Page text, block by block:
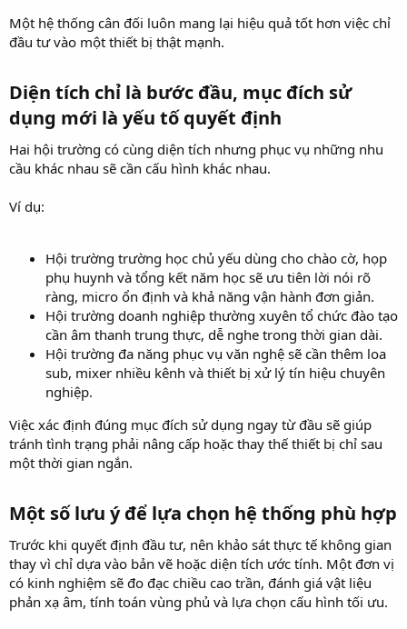
Một hệ thống cân đối luôn mang lại hiệu quả tốt hơn việc chỉ
đầu tư vào một thiết bị thật mạnh.
Diện tích chỉ là bước đầu, mục đích sử
dụng mới là yếu tố quyết định​
Hai hội trường có cùng diện tích nhưng phục vụ những nhu
cầu khác nhau sẽ cần cấu hình khác nhau.
Ví dụ:
Hội trường trường học chủ yếu dùng cho chào cờ, họp
phụ huynh và tổng kết năm học sẽ ưu tiên lời nói rõ
ràng, micro ổn định và khả năng vận hành đơn giản.
Hội trường doanh nghiệp thường xuyên tổ chức đào tạo
cần âm thanh trung thực, dễ nghe trong thời gian dài.
Hội trường đa năng phục vụ văn nghệ sẽ cần thêm loa
sub, mixer nhiều kênh và thiết bị xử lý tín hiệu chuyên
nghiệp.
Việc xác định đúng mục đích sử dụng ngay từ đầu sẽ giúp
tránh tình trạng phải nâng cấp hoặc thay thế thiết bị chỉ sau
một thời gian ngắn.
Một số lưu ý để lựa chọn hệ thống phù hợp​
Trước khi quyết định đầu tư, nên khảo sát thực tế không gian
thay vì chỉ dựa vào bản vẽ hoặc diện tích ước tính. Một đơn vị
có kinh nghiệm sẽ đo đạc chiều cao trần, đánh giá vật liệu
phản xạ âm, tính toán vùng phủ và lựa chọn cấu hình tối ưu.